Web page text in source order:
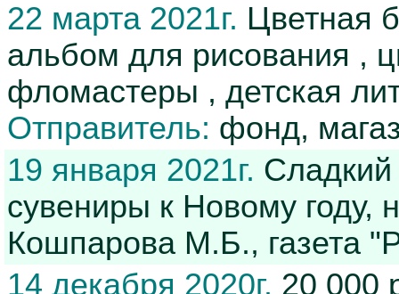
22 марта 2021г. Цветная
альбом для рисования ,
фломастеры , детская
Отправитель: фонд,
19 января 2021г. Сладкий
сувениры к Новому году,
Кошпарова М.Б., газета
14 декабря 2020г. 20 000